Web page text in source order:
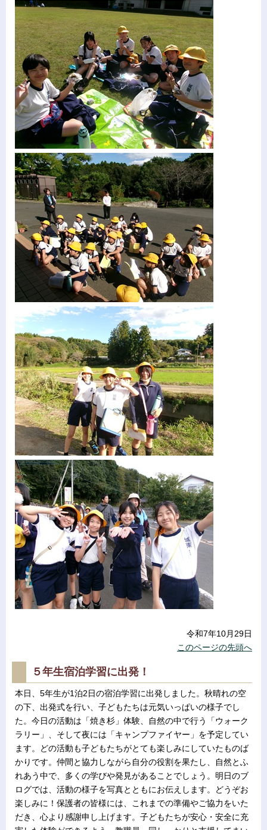
令和7年10月29日
このページの先頭へ
５年生宿泊学習に出発！
本日、5年生が1泊2日の宿泊学習に出発しました。秋晴れの空
の下、出発式を行い、子どもたちは元気いっぱいの様子でし
た。今日の活動は「焼き杉」体験、自然の中で行う「ウォーク
ラリー」、そして夜には「キャンプファイヤー」を予定してい
ます。どの活動も子どもたちがとても楽しみにしていたものば
かりです。仲間と協力しながら自分の役割を果たし、自然とふ
れあう中で、多くの学びや発見があることでしょう。明日のブ
ログでは、活動の様子を写真とともにお伝えします。どうぞお
楽しみに！保護者の皆様には、これまでの準備やご協力をいた
だき、心より感謝申し上げます。子どもたちが安心・安全に充